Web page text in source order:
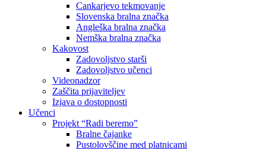
Cankarjevo tekmovanje
Slovenska bralna značka
Angleška bralna značka
Nemška bralna značka
Kakovost
Zadovoljstvo starši
Zadovoljstvo učenci
Videonadzor
Zaščita prijaviteljev
Izjava o dostopnosti
Učenci
Projekt “Radi beremo”
Bralne čajanke
Pustolovščine med platnicami